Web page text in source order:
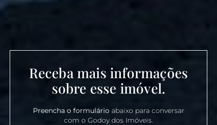
Receba mais informações
sobre esse imóvel.
Preencha o formulárioabaixo para conversar
com o Godoy dos Imóveis.